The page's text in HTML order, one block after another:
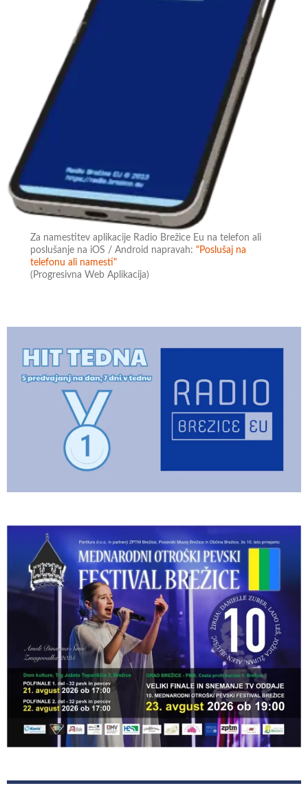
Za namestitev aplikacije Radio Brežice Eu na telefon ali
poslušanje na iOS / Android napravah:"Poslušaj na
telefonu ali namesti"
(Progresivna Web Aplikacija)